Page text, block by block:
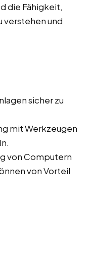
die Fähigkeit,
verstehen und
sicher zu
mit Werkzeugen
von Computern
von Vorteil